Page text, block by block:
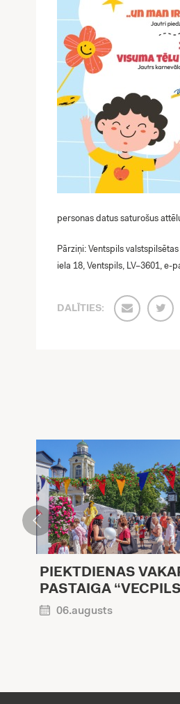
personas datus saturošus
Pārziņi: Ventspils
iela 18, Ventspils, LV–3601, e-
DALĪTIES:
PIEKTDIENAS
PASTAIGA
06.augusts